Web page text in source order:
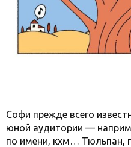
Софи прежде всего
юной аудитории —
по имени, кхм… Тюльпан,